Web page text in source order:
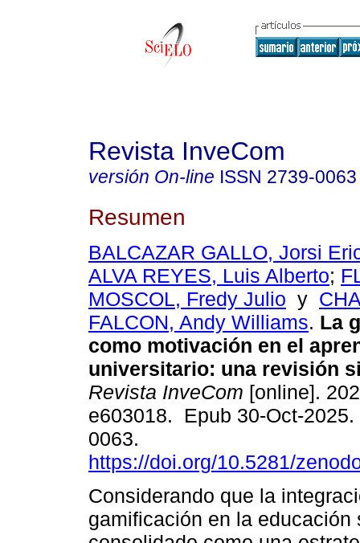
Revista InveCom
versión On-line ISSN 2739-0063
Resumen
BALCAZAR GALLO, Jorsi
ALVA REYES, Luis Alberto;
MOSCOL, Fredy Julio y
FALCON, Andy Williams. La
como motivación en el
universitario: una revisión
Revista InveCom [online].
e603018. Epub 30-Oct-2025.
0063.
https://doi.org/10.5281/
Considerando que la
gamificación en la educación